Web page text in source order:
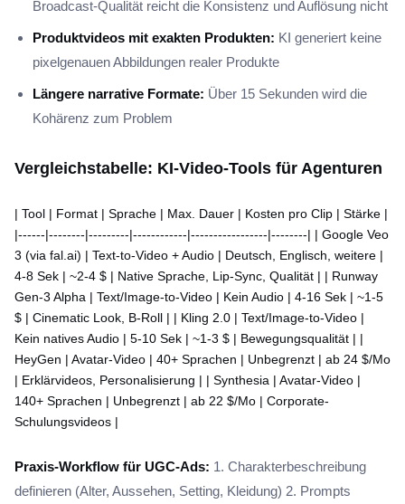
Broadcast-Qualität reicht die Konsistenz und Auflösung nicht
Produktvideos mit exakten Produkten: KI generiert keine
pixelgenauen Abbildungen realer Produkte
Längere narrative Formate: Über 15 Sekunden wird die
Kohärenz zum Problem
Vergleichstabelle: KI-Video-Tools für Agenturen
| Tool | Format | Sprache | Max. Dauer | Kosten pro Clip | Stärke |
|------|--------|---------|------------|-----------------|--------| | Google Veo
3 (via fal.ai) | Text-to-Video + Audio | Deutsch, Englisch, weitere |
4-8 Sek | ~2-4 $ | Native Sprache, Lip-Sync, Qualität | | Runway
Gen-3 Alpha | Text/Image-to-Video | Kein Audio | 4-16 Sek | ~1-5
$ | Cinematic Look, B-Roll | | Kling 2.0 | Text/Image-to-Video |
Kein natives Audio | 5-10 Sek | ~1-3 $ | Bewegungsqualität | |
HeyGen | Avatar-Video | 40+ Sprachen | Unbegrenzt | ab 24 $/Mo
| Erklärvideos, Personalisierung | | Synthesia | Avatar-Video |
140+ Sprachen | Unbegrenzt | ab 22 $/Mo | Corporate-
Schulungsvideos |
Praxis-Workflow für UGC-Ads: 1. Charakterbeschreibung
definieren (Alter, Aussehen, Setting, Kleidung) 2. Prompts